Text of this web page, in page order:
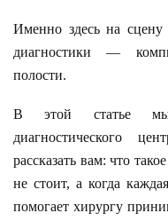
Именно здесь на сцену
диагностики —
полости.
В этой статье
диагностического
рассказать вам: что
не стоит, а когда
помогает хирургу